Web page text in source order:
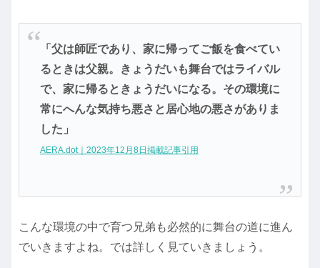
「父は師匠であり、家に帰ってご飯を食べてい
るときは父親。きょうだいも舞台ではライバル
で、家に帰るときょうだいになる。その環境に
常にへんな気持ち悪さと居心地の悪さがありま
した」
AERA.dot｜2023年12月8日掲載記事引用
こんな環境の中で育つ兄弟も必然的に舞台の道に進ん
でいきますよね。では詳しく見ていきましょう。